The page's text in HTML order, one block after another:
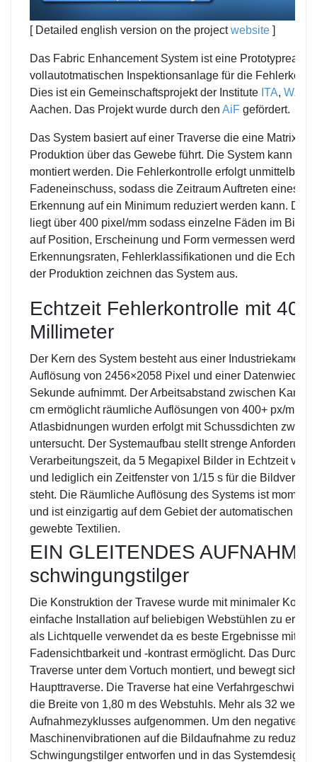
[ Detailed english version on the projectwebsite ]
Das Fabric Enhancement System ist eine
vollautotmatischen Inspektionsanlage für die
Dies ist ein Gemeinschaftsprojekt der Institute ITA, WZL
Aachen. Das Projekt wurde durch den AiF gefördert.
Das System basiert auf einer Traverse die eine
Produktion über das Gewebe führt. Die System kann an
montiert werden. Die Fehlerkontrolle erfolgt unmittelbar
Fadeneinschuss, sodass die Zeitraum Auftreten eines
Erkennung auf ein Minimum reduziert werden kann. Die
liegt über 400 pixel/mm sodass einzelne Fäden im Bild
auf Position, Erscheinung und Form vermessen werden
Erkennungsraten, Fehlerklassifikationen und die
der Produktion zeichnen das System aus.
Echtzeit Fehlerkontrolle mit
Millimeter
Der Kern des System besteht aus einer Industriekamera
Auflösung von 2456×2058 Pixel und einer
Sekunde aufnimmt. Der Arbeitsabstand zwischen
cm ermöglicht räumliche Auflösungen von 400+ px/mm.
Atlasbidnungen wurden erfolgt mit Schussdichten
untersucht. Der Systemaufbau stellt strenge
Verarbeitungszeit, da 5 Megapixel Bilder in Echtzeit
und lediglich ein Zeitfenster von 1/15 s für die
steht. Die Räumliche Auflösung des Systems ist
und ist einzigartig auf dem Gebiet der automatischen
gewebte Textilien.
EIN GLEITENDES
schwingungstilger
Die Konstruktion der Travese wurde mit minimaler
einfache Installation auf beliebigen Webstühlen zu
als Lichtquelle verwendet da es beste Ergebnisse mit
Fadensichtbarkeit und -kontrast ermöglicht. Das
Traverse unter dem Vortuch montiert, und bewegt sich
Haupttraverse. Die Traverse hat eine
die Breite von 1,80 m des Webstuhls. Mehr als 32
Aufnahmezyklusses aufgenommen. Um den negativen
Maschinenvibrationen auf die Bildaufnahme zu
Schwingungstilger entworfen und in das Systemdesign